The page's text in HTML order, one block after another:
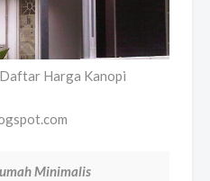
Harga Kanopi
Minimalis